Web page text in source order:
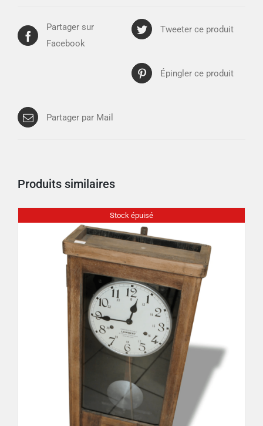
Partager sur
Facebook
Tweeter ce produit
Épingler ce produit
Partager par Mail
Produits similaires
Stock épuisé